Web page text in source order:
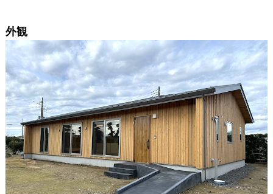
外観